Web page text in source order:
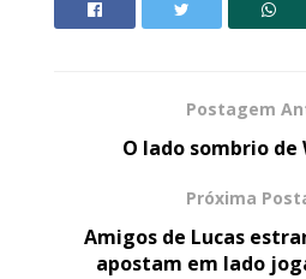
Postagem
O lado sombrio de
Próxima
Amigos de Lucas
apostam em lado